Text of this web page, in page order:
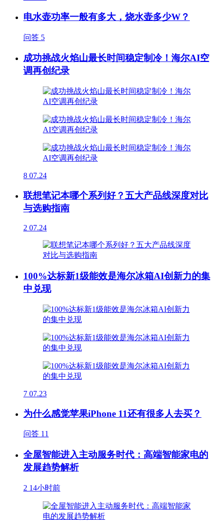
电水壶功率一般有多大，烧水壶多少W？
问答 5
成功挑战火焰山最长时间稳定制冷！海尔AI空
调再创纪录
8 07.24
联想笔记本哪个系列好？五大产品线深度对比
与选购指南
2 07.24
100%达标新1级能效是海尔冰箱AI创新力的集
中兑现
7 07.23
为什么感觉苹果iPhone 11还有很多人去买？
问答 11
全屋智能进入主动服务时代：高端智能家电的
发展趋势解析
2 14小时前